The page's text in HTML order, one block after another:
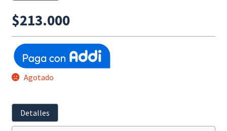
$213.000
Agotado
Detalles